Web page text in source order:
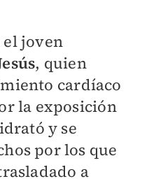
el joven
, quien
cardíaco
la exposición
y se
por los que
a